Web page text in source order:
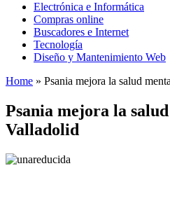
Electrónica e Informática
Compras online
Buscadores e Internet
Tecnología
Diseño y Mantenimiento Web
Home » Psania mejora la salud
Psania mejora la
Valladolid